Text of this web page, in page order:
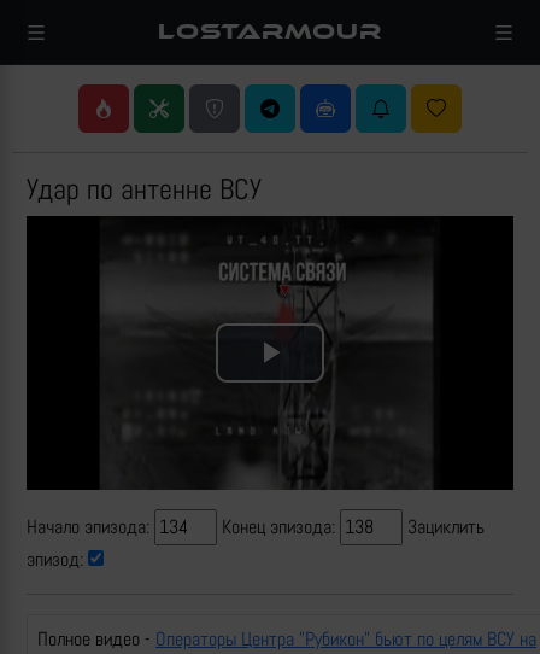
LOSTARMOUR
Удар по антенне ВСУ
Play
Video
Начало эпизода: Конец эпизода:
Зациклить
эпизод:
Полное видео - Операторы Центра "Рубикон" бьют по целям ВСУ на